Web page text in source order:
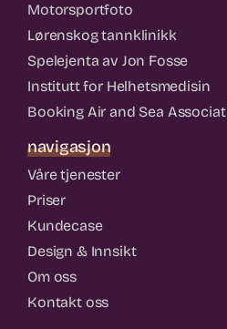
Motorsportfoto
Lørenskog tannklinikk
Spelejenta av Jon Fosse
Institutt for Helhetsmedisin
Booking Air and Sea
navigasjon
Våre tjenester
Priser
Kundecase
Design & Innsikt
Om oss
Kontakt oss